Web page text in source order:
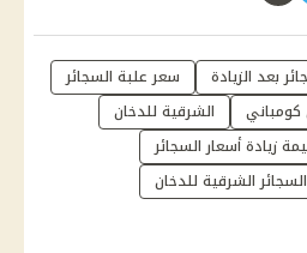
بعد الزيادة
سعر علبة السجائر
كومباني
الشرقية للدخان
زيادة أسعار السجائر
الشرقية للدخان